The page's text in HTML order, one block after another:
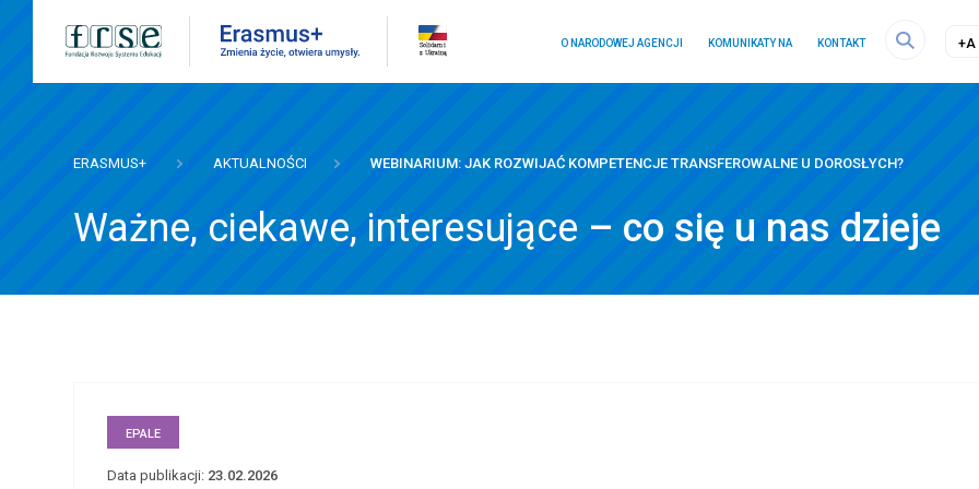
uwaga
link
karice
menu
O NARODOWEJ AGENCJI KOMUNIKATY NA KONTAKT
Szukaj
+A
ERASMUS+ AKTUALNOŚCI WEBINARIUM: JAK ROZWIJAĆ KOMPETENCJE TRANSFEROWALNE U DOROSŁYCH?
Ważne, ciekawe, interesujące – co się u nas dzieje
EPALE
Data publikacji: 23.02.2026